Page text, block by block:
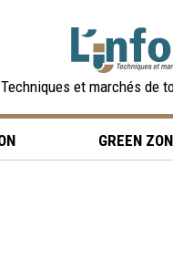
Techniques et marchés de
GREEN